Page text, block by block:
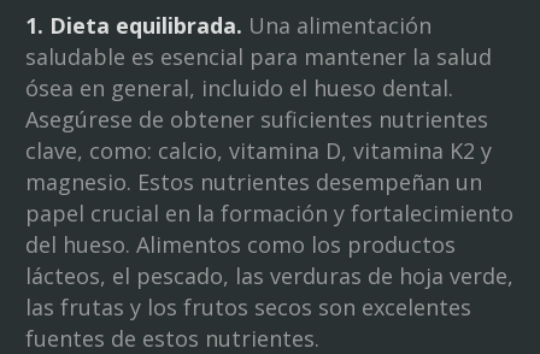
1. Dieta equilibrada. Una alimentación
saludable es esencial para mantener la salud
ósea en general, incluido el hueso dental.
Asegúrese de obtener suficientes nutrientes
clave, como: calcio, vitamina D, vitamina K2 y
magnesio. Estos nutrientes desempeñan un
papel crucial en la formación y fortalecimiento
del hueso. Alimentos como los productos
lácteos, el pescado, las verduras de hoja verde,
las frutas y los frutos secos son excelentes
fuentes de estos nutrientes.